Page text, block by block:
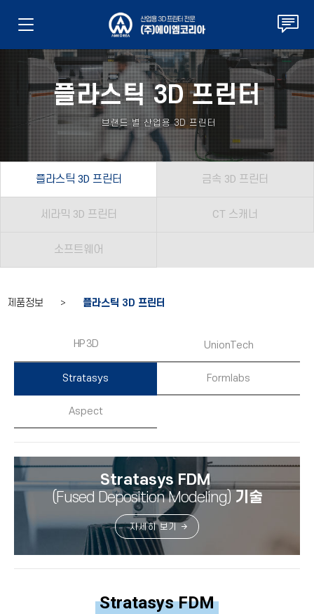
플라스틱 3D 프린터
브랜드 별 산업용 3D 프린터
플라스틱 3D 프린터 금속 3D 프린터
세라믹 3D 프린터 CT 스캐너
소프트웨어
제품정보 > 플라스틱 3D 프린터
HP 3D UnionTech
Stratasys Formlabs
Aspect
Stratasys FDM
(Fused Deposition Modeling) 기술
자세히 보기
Stratasys FDM